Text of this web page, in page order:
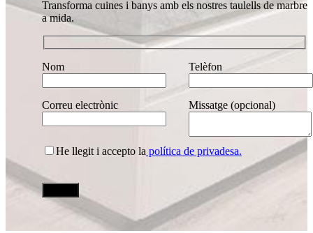
Transforma cuines i banys amb els nostres taulells de marbre
a mida.
Nom
Correu electrònic
Telèfon
Missatge (opcional)
He llegit i accepto la política de privadesa.